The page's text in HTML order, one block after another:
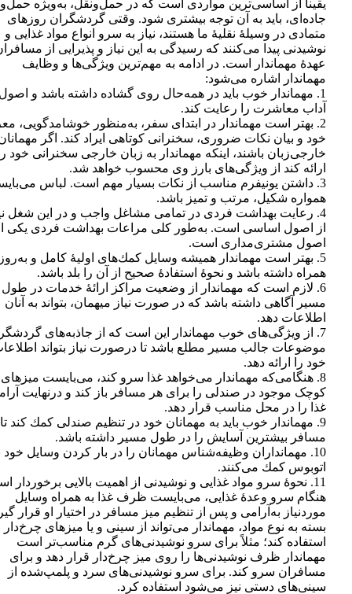
يقيناً از اساسی‌ترين مواردی است كه در حمل‌ونقل، به‌ويژه
جاده‌ای، بايد به آن توجه بيشتری شود. وقتی گردشگران روزهای
متمادی در وسيلۀ نقليۀ ما هستند، نياز به سرو انواع مواد غذايی و
نوشيدنی پيدا می‌كنند كه رسيدگی به اين نياز و پذيرايی از
عهدۀ مهماندار است. در ادامه به مهم‌ترين ويژگی‌ها و وظايف
مهماندار اشاره می‌شود:
1. مهماندار خوب بايد در همه‌حال روی گشاده داشته باشد و
آداب معاشرت را رعايت كند.
2. بهتر است مهماندار در ابتدای سفر، به‌منظور خوشامدگويی،
خود و بيان نكات ضروری، سخنرانی كوتاهی ايراد كند. اگر
خارجی‌زبان باشند، اينكه مهماندار به زبان خارجی سخنرانی خود
ارائه كند از ويژگی‌های بارز وی محسوب خواهد شد.
3. داشتن يونيفرم مناسب از نكات بسيار مهم است. لباس
همواره شكيل، مرتب و تميز باشد.
4. رعايت بهداشت فردی در تمامی مشاغل واجب و در اين شغل
از اصول اساسی است. به‌طور كلی مراعات بهداشت فردی يكی
اصول مشتری‌مداری است.
5. بهتر است مهماندار هميشه وسايل كمك‌های اوليۀ كامل و
همراه داشته باشد و نحوۀ استفادۀ صحيح از آن را بلد باشد.
6. لازم است كه مهماندار از وضعيت مراكز ارائۀ خدمات در طول
مسير آگاهی داشته باشد كه در صورت نياز ميهمان، بتواند به آنان
اطلاعات دهد.
7. از ويژگی‌های خوب مهماندار اين است كه از جاذبه‌های
موضوعات جالب مسير مطلع باشد تا درصورت نياز بتواند
خود را ارائه دهد.
8. هنگامی‌كه مهماندار می‌خواهد غذا سرو كند، می‌بايست ميزهای
كوچک موجود در صندلی را برای هر مسافر باز كند و درنهايت
غذا را در محل مناسب قرار دهد.
9. مهماندار خوب بايد به مهمانان خود در تنظيم صندلی كمك كند تا
مسافر بيشترين آسايش را در طول مسير داشته باشد.
10. مهمانداران وظيفه‌شناس مهمانان را در بار كردن وسايل خود
اتوبوس كمك می‌كنند.
11. نحوۀ سرو مواد غذایی و نوشيدنی از اهميت بالايی برخوردار
هنگام سرو وعدۀ غذايی، می‌بايست ظرف غذا به همراه وسايل
موردنياز به‌آرامی و پس از تنظيم ميز مسافر در اختيار او قرار
بسته به نوع مواد، مهماندار می‌تواند از سينی و يا ميزهای چرخ‌دار
استفاده كند؛ مثلاً برای سرو نوشيدنی‌های گرم مناسب‌تر است
مهماندار ظرف نوشيدنی‌ها را روی ميز چرخ‌دار قرار دهد و برای
مسافران سرو كند. برای سرو نوشيدنی‌های سرد و پلمپ‌شده از
سينی‌های دستی نيز می‌شود استفاده كرد.